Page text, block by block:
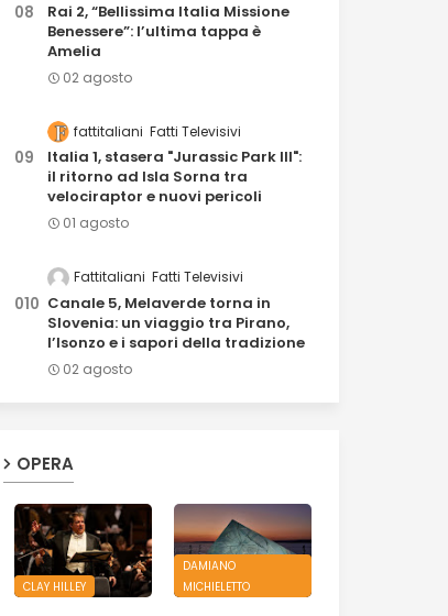
Rai 2, “Bellissima Italia Missione
Benessere”: l’ultima tappa è
Amelia
02 agosto
fattitaliani Fatti Televisivi
Italia 1, stasera "Jurassic Park III":
il ritorno ad Isla Sorna tra
velociraptor e nuovi pericoli
01 agosto
Fattitaliani Fatti Televisivi
Canale 5, Melaverde torna in
Slovenia: un viaggio tra Pirano,
l’Isonzo e i sapori della tradizione
02 agosto
OPERA
CLAY HILLEY
DAMIANO
MICHIELETTO